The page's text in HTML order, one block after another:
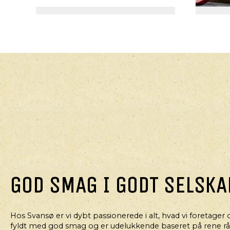
SYLTEDE RØDLØG
HOVEDRET
ITALIENSK
GOD SMAG I GODT
Hos Svansø er vi dybt passionerede i alt, hvad vi foretager
fyldt med god smag og er udelukkende baseret på rene